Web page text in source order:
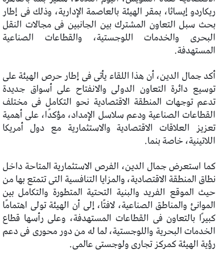
ريكاردو إيساثا، بمقر الهيئة بالعاصمة الإدارية، وذلك فى إطار
بحث سبل التعاون المشترك بين الجانبين فى مجالات النقل
البحرى والخدمات اللوجستية، والقطاعات الصناعية
المستهدفة.
أكد جمال الدين، أن هذا اللقاء يأتى فى إطار حرص الهيئة على
توسيع دائرة التعاون الدولى والانفتاح على أسواق جديدة
تدعم توجهات المنطقة الاقتصادية نحو التكامل فى مختلف
القطاعات الصناعية ودعم سلاسل الإمداد، مؤكدًا، على أهمية
تعزيز العلاقات الاقتصادية والاستثمارية مع دول أمريكا
اللاتينية، خاصة بنما.
كما استعرض جمال الدين، الفرص الاستثمارية المتاحة داخل
نطاق المنطقة الاقتصادية، والمزايا التنافسية التى تتمتع بها من
حيث الموقع الفريد والبنية التحتية المتطورة والتكامل بين
الموانئ والمناطق الصناعية، لافتًا، إلى أن الهيئة تولى اهتمامًا
كبيرًا بالتعاون فى القطاعات المستهدفة، وعلى رأسها قطاع
الخدمات البحرية واللوجستية، لما له من دور محورى فى دعم
رؤية الهيئة كمركز تجارى ولوجستى عالمى.